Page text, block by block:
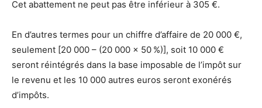
Cet abattement ne peut pas être inférieur à 305 €.
En d’autres termes pour un chiffre d’affaire de 20 000 €,
seulement [20 000 – (20 000 x 50 %)], soit 10 000 €
seront réintégrés dans la base imposable de l’impôt sur
le revenu et les 10 000 autres euros seront exonérés
d’impôts.